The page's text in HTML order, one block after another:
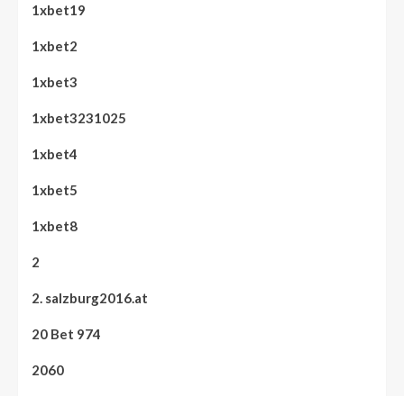
1xbet19
1xbet2
1xbet3
1xbet3231025
1xbet4
1xbet5
1xbet8
2
2. salzburg2016.at
20 Bet 974
2060